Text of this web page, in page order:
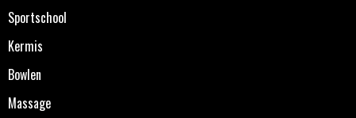
Sportschool
Kermis
Bowlen
Massage